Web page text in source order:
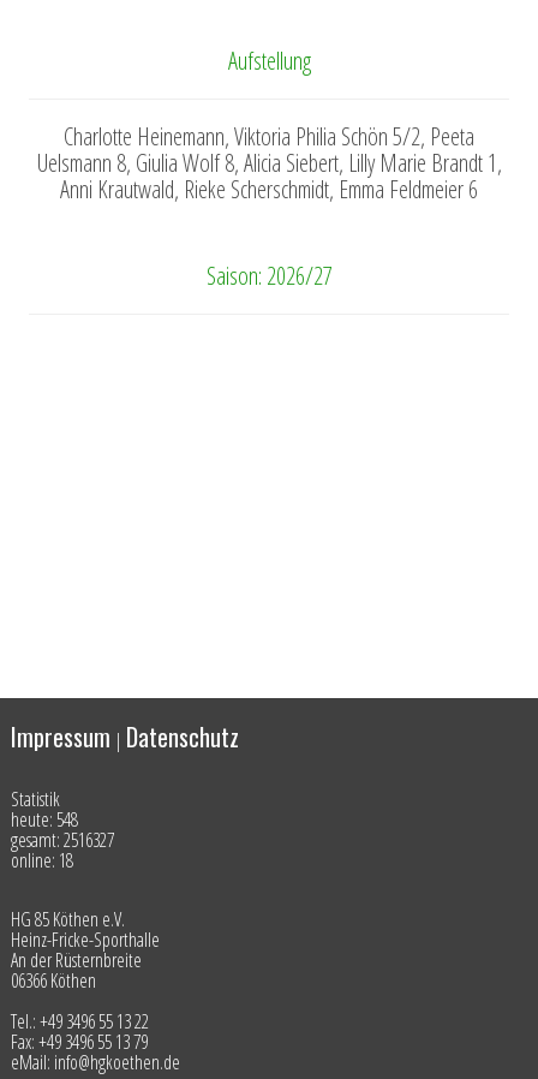
Aufstellung
Charlotte Heinemann, Viktoria Philia Schön 5/2, Peeta
Uelsmann 8, Giulia Wolf 8, Alicia Siebert, Lilly Marie Brandt 1,
Anni Krautwald, Rieke Scherschmidt, Emma Feldmeier 6
Saison: 2026/27
Impressum | Datenschutz
Statistik
heute: 548
gesamt: 2516327
online: 18
HG 85 Köthen e.V.
Heinz-Fricke-Sporthalle
An der Rüsternbreite
06366 Köthen
Tel.: +49 3496 55 13 22
Fax: +49 3496 55 13 79
eMail: info@hgkoethen.de